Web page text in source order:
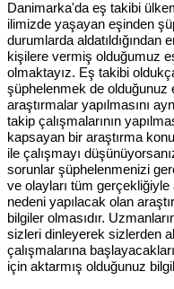
Danimarka'da eş takibi
ilimizde yaşayan eşinden
durumlarda
kişilere vermiş olduğumuz
olmaktayız. Eş takibi
şüphelenmek de olduğunuz
araştırmalar yapılmasını
takip çalışmalarının
kapsayan bir araştırma
ile çalışmayı
sorunlar şüphelenmenizi
ve olayları tüm
nedeni yapılacak olan
bilgiler olmasıdır.
sizleri dinleyerek sizlerden
çalışmalarına
için aktarmış olduğunuz